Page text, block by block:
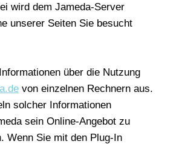
wird dem Jameda-Server
unserer Seiten Sie besucht
über die Nutzung
von einzelnen Rechnern aus.
solcher Informationen
sein Online-Angebot zu
Wenn Sie mit den Plug-In